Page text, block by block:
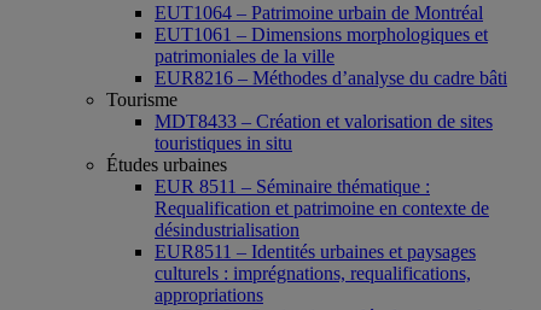
EUT1064 – Patrimoine urbain de Montréal
EUT1061 – Dimensions morphologiques et
patrimoniales de la ville
EUR8216 – Méthodes d’analyse du cadre bâti
Tourisme
MDT8433 – Création et valorisation de sites
touristiques in situ
Études urbaines
EUR 8511 – Séminaire thématique :
Requalification et patrimoine en contexte de
désindustrialisation
EUR8511 – Identités urbaines et paysages
culturels : imprégnations, requalifications,
appropriations